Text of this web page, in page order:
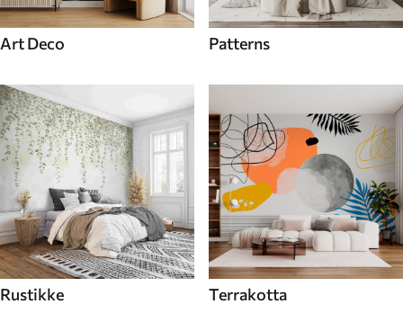
Art Deco Patterns
Rustikke Terrakotta